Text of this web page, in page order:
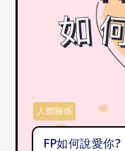
FP如何說愛你?
人際關係